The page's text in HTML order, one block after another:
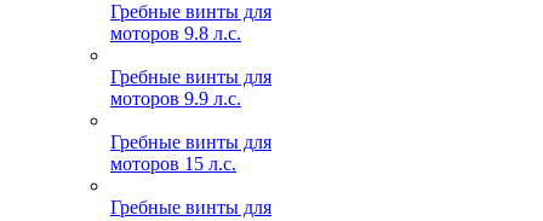
Гребные винты для
моторов 9.8 л.с.
Гребные винты для
моторов 9.9 л.с.
Гребные винты для
моторов 15 л.с.
Гребные винты для